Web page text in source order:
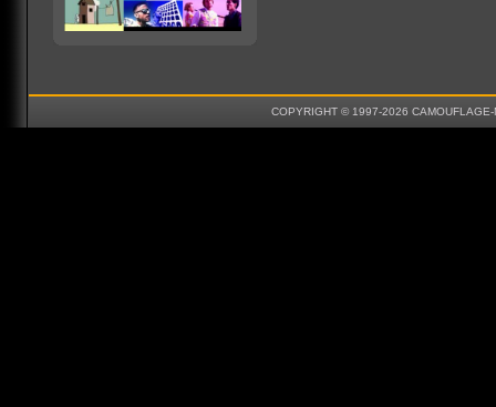
COPYRIGHT © 1997-2026 CAMOUFLAGE-